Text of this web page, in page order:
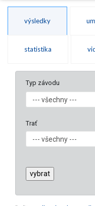
výsledky
statistika
Typ závodu
Trať